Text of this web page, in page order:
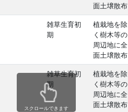
面土壌散布
雑草生育初
期
植栽地を除
く樹木等の
周辺地に全
面土壌散布
雑草生育初
期
植栽地を除
く樹木等の
周辺地に全
面土壌散布
スクロールできます